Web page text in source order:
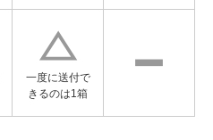
一度に送付で
きるのは1箱